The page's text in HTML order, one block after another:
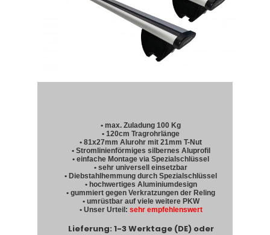
• max. Zuladung 100 Kg
• 120cm Tragrohrlänge
• 81x27mm Alurohr mit 21mm T-Nut
• Stromlinienförmiges silbernes Aluprofil
• einfache Montage via Spezialschlüssel
• sehr universell einsetzbar
• Diebstahlhemmung durch Spezialschlüssel
• hochwertiges Aluminiumdesign
• gummiert gegen Verkratzungen der Reling
• umrüstbar auf viele weitere PKW
• Unser Urteil: sehr empfehlenswert
Lieferung: 1-3 Werktage (DE) oder